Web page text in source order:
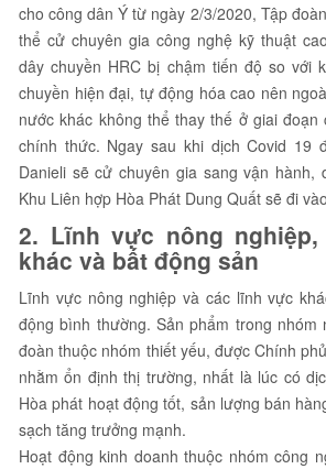
cho công dân Ý từ ngày 2/3/2020, Tập
thể cử chuyên gia công nghệ kỹ thuật
dây chuyền HRC bị chậm tiến độ so với
chuyền hiện đại, tự động hóa cao nên
nước khác không thể thay thế ở giai đoạn
chính thức. Ngay sau khi dịch Covid 19
Danieli sẽ cử chuyên gia sang vận hành,
Khu Liên hợp Hòa Phát Dung Quất sẽ đi
2. Lĩnh vực nông
khác và bất động sản
Lĩnh vực nông nghiệp và các lĩnh vực
động bình thường. Sản phẩm trong nhóm
đoàn thuộc nhóm thiết yếu, được Chính
nhằm ổn định thị trường, nhất là lúc có
Hòa phát hoạt động tốt, sản lượng bán
sạch tăng trưởng mạnh.
Hoạt động kinh doanh thuộc nhóm công